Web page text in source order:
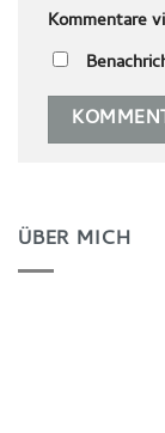
Kommentare
ÜBER MICH